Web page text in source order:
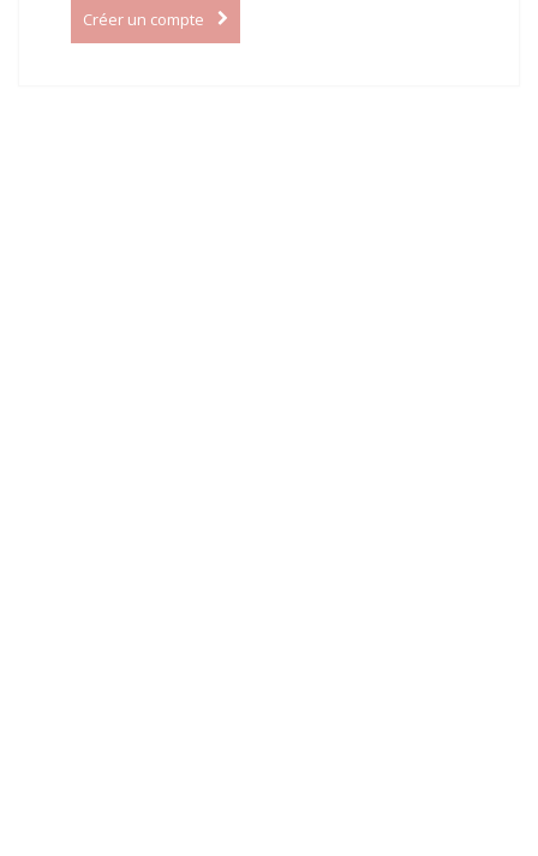
Créer un compte